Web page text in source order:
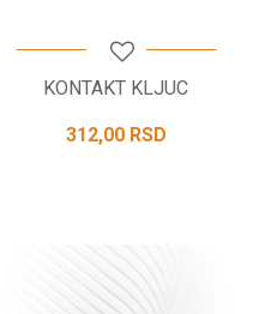
KONTAKT KLJUC
312,00 RSD